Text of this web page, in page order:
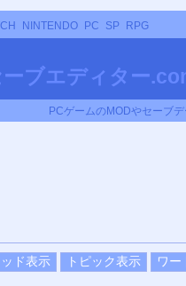
NINTENDO PC SP RPG
ーブエディター
PCゲームのMODやセーブ